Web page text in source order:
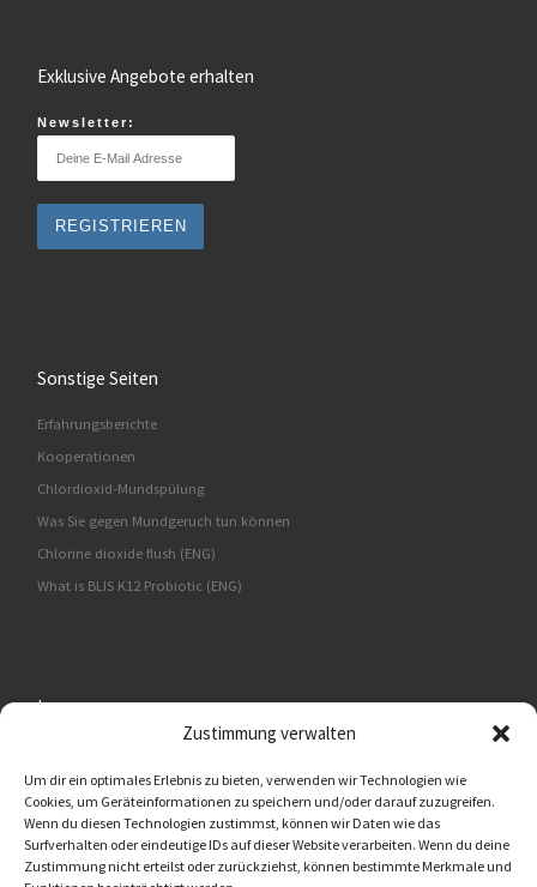
Zustimmung verwalten
Um dir ein optimales Erlebnis zu bieten, verwenden wir Technologien wie
Cookies, um Geräteinformationen zu speichern und/oder darauf zuzugreifen.
Wenn du diesen Technologien zustimmst, können wir Daten wie das
Surfverhalten oder eindeutige IDs auf dieser Website verarbeiten. Wenn du deine
Zustimmung nicht erteilst oder zurückziehst, können bestimmte Merkmale und
Exklusive Angebote erhalten
Newsletter:
Sonstige Seiten
Erfahrungsberichte
Kooperationen
Chlordioxid-Mundspülung
Was Sie gegen Mundgeruch tun können
Chlorine dioxide flush (ENG)
What is BLIS K12 Probiotic (ENG)
Impressum
An der Kolonnade 11
10117 Berlin
Oralflora® Deutschland
info@oralflora.de